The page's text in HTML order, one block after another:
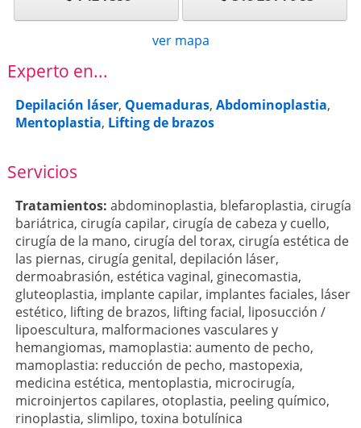
ver mapa
Experto en...
Depilación láser, Quemaduras, Abdominoplastia,
Mentoplastia, Lifting de brazos
Servicios
Tratamientos: abdominoplastia, blefaroplastia, cirugía
bariátrica, cirugía capilar, cirugía de cabeza y cuello,
cirugía de la mano, cirugía del torax, cirugía estética de
las piernas, cirugía genital, depilación láser,
dermoabrasión, estética vaginal, ginecomastia,
gluteoplastia, implante capilar, implantes faciales, láser
estético, lifting de brazos, lifting facial, liposucción /
lipoescultura, malformaciones vasculares y
hemangiomas, mamoplastia: aumento de pecho,
mamoplastia: reducción de pecho, mastopexia,
medicina estética, mentoplastia, microcirugía,
microinjertos capilares, otoplastia, peeling químico,
rinoplastia, slimlipo, toxina botulínica